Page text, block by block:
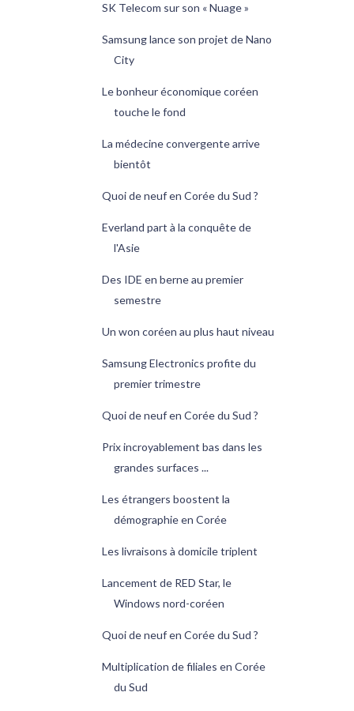
SK Telecom sur son « Nuage »
Samsung lance son projet de Nano
City
Le bonheur économique coréen
touche le fond
La médecine convergente arrive
bientôt
Quoi de neuf en Corée du Sud ?
Everland part à la conquête de
l'Asie
Des IDE en berne au premier
semestre
Un won coréen au plus haut niveau
Samsung Electronics profite du
premier trimestre
Quoi de neuf en Corée du Sud ?
Prix incroyablement bas dans les
grandes surfaces ...
Les étrangers boostent la
démographie en Corée
Les livraisons à domicile triplent
Lancement de RED Star, le
Windows nord-coréen
Quoi de neuf en Corée du Sud ?
Multiplication de filiales en Corée
du Sud